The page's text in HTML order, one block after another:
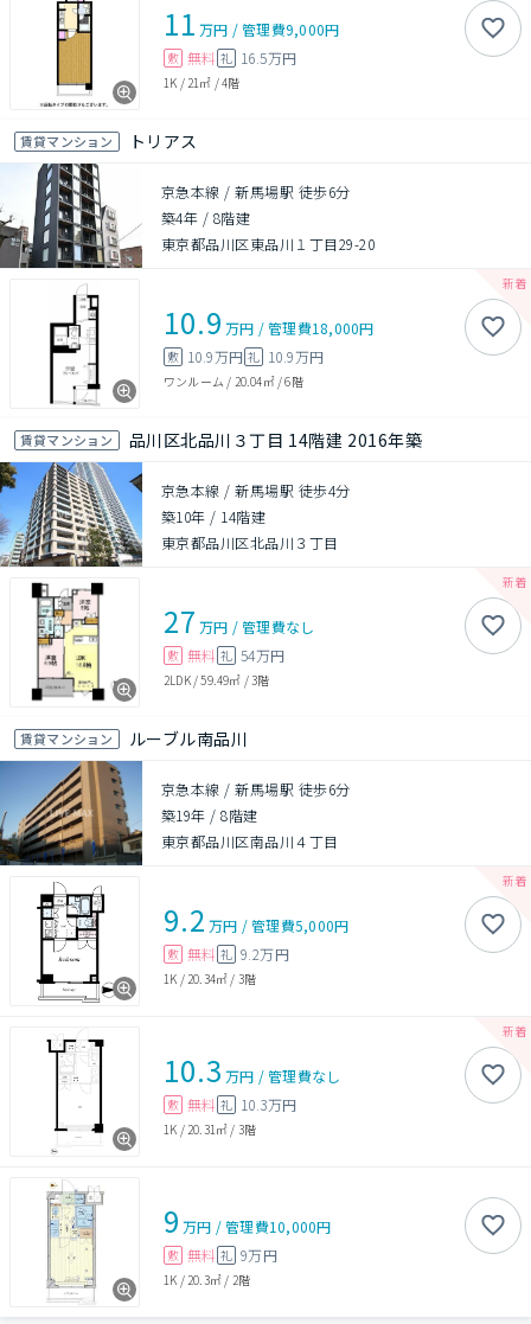
11 万円 /管理費9,000円
敷 無料 礼 16.5万円
1K / 21㎡ /4階
賃貸マンション トリアス
京急本線 / 新馬場駅 徒歩6分
築4年 / 8階建
東京都品川区東品川１丁目29-20
10.9 万円 /管理費18,000円
敷 10.9万円 礼 10.9万円
ワンルーム / 20.04㎡/6階
賃貸マンション 品川区北品川３丁目 14階建 2016年築
京急本線 / 新馬場駅 徒歩4分
築10年 / 14階建
東京都品川区北品川３丁目
27 万円 /管理費なし
敷 無料 礼 54万円
2LDK/59.49㎡ /3階
賃貸マンション ルーブル南品川
京急本線 / 新馬場駅 徒歩6分
築19年 /8階建
東京都品川区南品川４丁目
9.2 万円 /管理費5,000円
敷 無料 礼 9.2万円
1K / 20.34㎡ / 3階
10.3 万円 /管理費なし
敷 無料 礼 10.3万円
1K / 20.31㎡ / 3階
9 万円 /管理費10,000円
敷 無料 礼 9万円
1K / 20.3㎡ / 2階